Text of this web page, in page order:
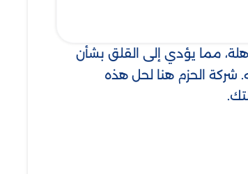
مما يؤدي إلى القلق بشأن
شركة الحزم هنا لحل هذه